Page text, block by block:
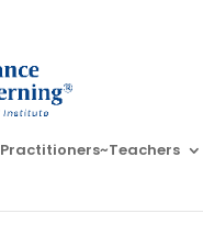
Practitioners~Teachers